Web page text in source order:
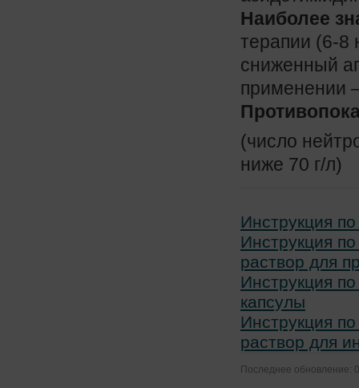
Наиболее
терапии (6-8
сниженный
применении
(число
ниже 70 г/л)
Инструкция
Инструкция
раствор для
Инструкция
капсулы
Инструкция
раствор для
Последнее обновление: